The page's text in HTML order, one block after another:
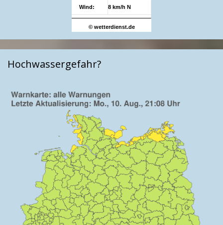
Wind: 8 km/h N
© wetterdienst.de
Hochwassergefahr?